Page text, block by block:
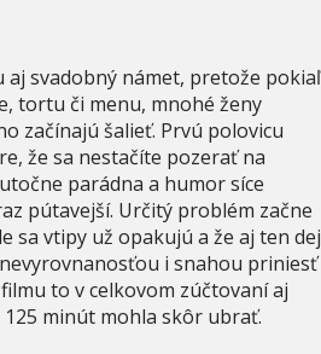
aj svadobný námet, pretože pokiaľ
tortu či menu, mnohé ženy
začínajú šalieť. Prvú polovicu
že sa nestačíte pozerať na
parádna a humor síce
pútavejší. Určitý problém začne
sa vtipy už opakujú a že aj ten dej
nevyrovnanosťou i snahou priniesť
to v celkovom zúčtovaní aj
minút mohla skôr ubrať.